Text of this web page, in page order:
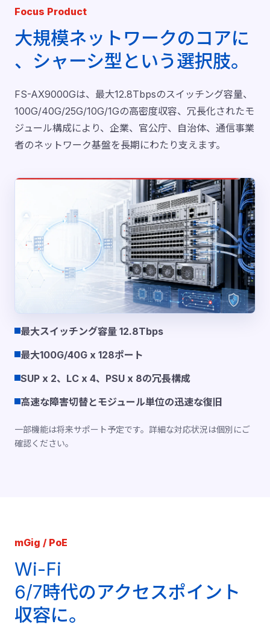
Focus Product
大規模ネットワークのコアに
、シャーシ型という選択肢。
FS-AX9000Gは、最大12.8Tbpsのスイッチング容量、
100G/40G/25G/10G/1Gの高密度収容、冗長化されたモ
ジュール構成により、企業、官公庁、自治体、通信事業
者のネットワーク基盤を長期にわたり支えます。
最大スイッチング容量 12.8Tbps
最大100G/40G x 128ポート
SUP x 2、LC x 4、PSU x 8の冗長構成
高速な障害切替とモジュール単位の迅速な復旧
一部機能は将来サポート予定です。詳細な対応状況は個別にご
確認ください。
mGig / PoE
Wi-Fi
6/7時代のアクセスポイント
収容に。